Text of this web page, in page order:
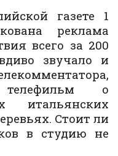
газете 1
реклама
всего за 200
звучало и
телефильм о
итальянских
Стоит ли
в студию не